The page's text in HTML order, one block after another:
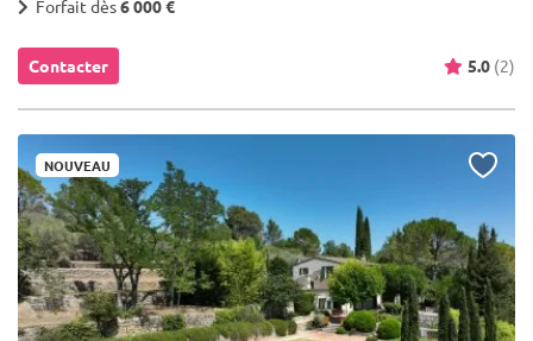
Forfait dès6 000 €
Contacter 5.0 (2)
NOUVEAU